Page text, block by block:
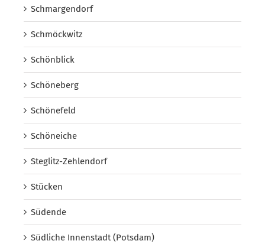
Schmargendorf
Schmöckwitz
Schönblick
Schöneberg
Schönefeld
Schöneiche
Steglitz-Zehlendorf
Stücken
Südende
Südliche Innenstadt (Potsdam)